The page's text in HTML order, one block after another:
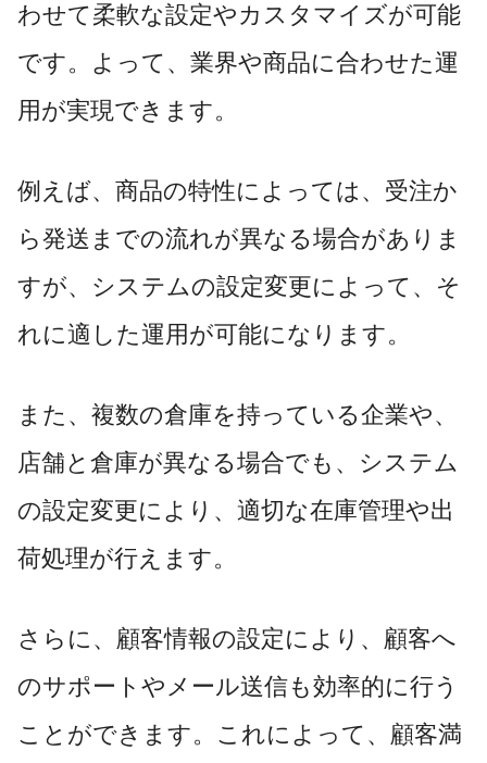
わせて柔軟な設定やカスタマイズが可能
です。よって、業界や商品に合わせた運
用が実現できます。
例えば、商品の特性によっては、受注か
ら発送までの流れが異なる場合がありま
すが、システムの設定変更によって、そ
れに適した運用が可能になります。
また、複数の倉庫を持っている企業や、
店舗と倉庫が異なる場合でも、システム
の設定変更により、適切な在庫管理や出
荷処理が行えます。
さらに、顧客情報の設定により、顧客へ
のサポートやメール送信も効率的に行う
ことができます。これによって、顧客満